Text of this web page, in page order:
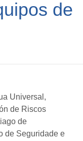
de
Universal,
de Riscos
de
de Seguridade e